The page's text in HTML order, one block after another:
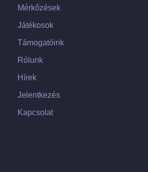
Mérkőzések
Játékosok
Támogatóink
Rólunk
Hírek
Jelentkezés
Kapcsolat